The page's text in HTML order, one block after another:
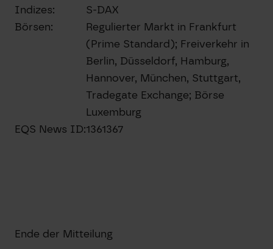
Indizes:
S-DAX
Börsen:
Regulierter Markt in Frankfurt
(Prime Standard); Freiverkehr in
Berlin, Düsseldorf, Hamburg,
Hannover, München, Stuttgart,
Tradegate Exchange; Börse
Luxemburg
EQS News ID:1361367
Ende der Mitteilung